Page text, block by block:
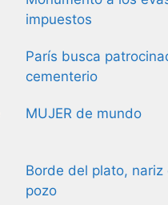
impuestos
París busca
cementerio
MUJER de mundo
Borde del plato, nariz
pozo